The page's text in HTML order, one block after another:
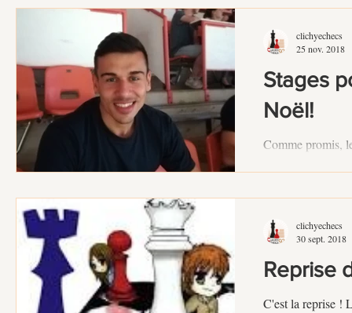
championne...
Stages
Noël!
Comme promis,
MOUHAMAD,
clichyechecs
25 nov. 2018
Reprise
C'est la reprise !
clichyechecs
30 sept. 2018